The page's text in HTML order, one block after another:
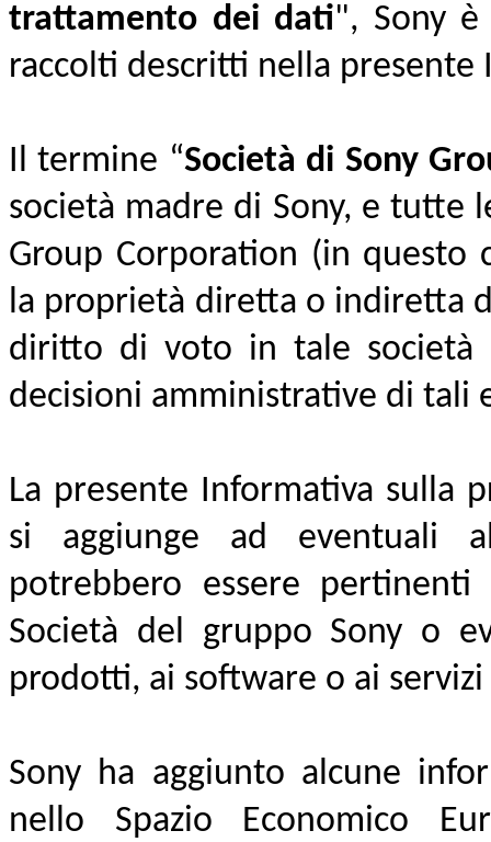
trattamento dei dati", Sony
raccolti descritti nella presente
Il termine “Società di Sony
società madre di Sony, e tutte
Group Corporation (in
la proprietà diretta o indiretta
diritto di voto in tale
decisioni amministrative di tali
La presente Informativa sulla
si aggiunge ad eventuali
potrebbero essere
Società del gruppo Sony o
prodotti, ai software o ai
Sony ha aggiunto alcune
nello Spazio Economico